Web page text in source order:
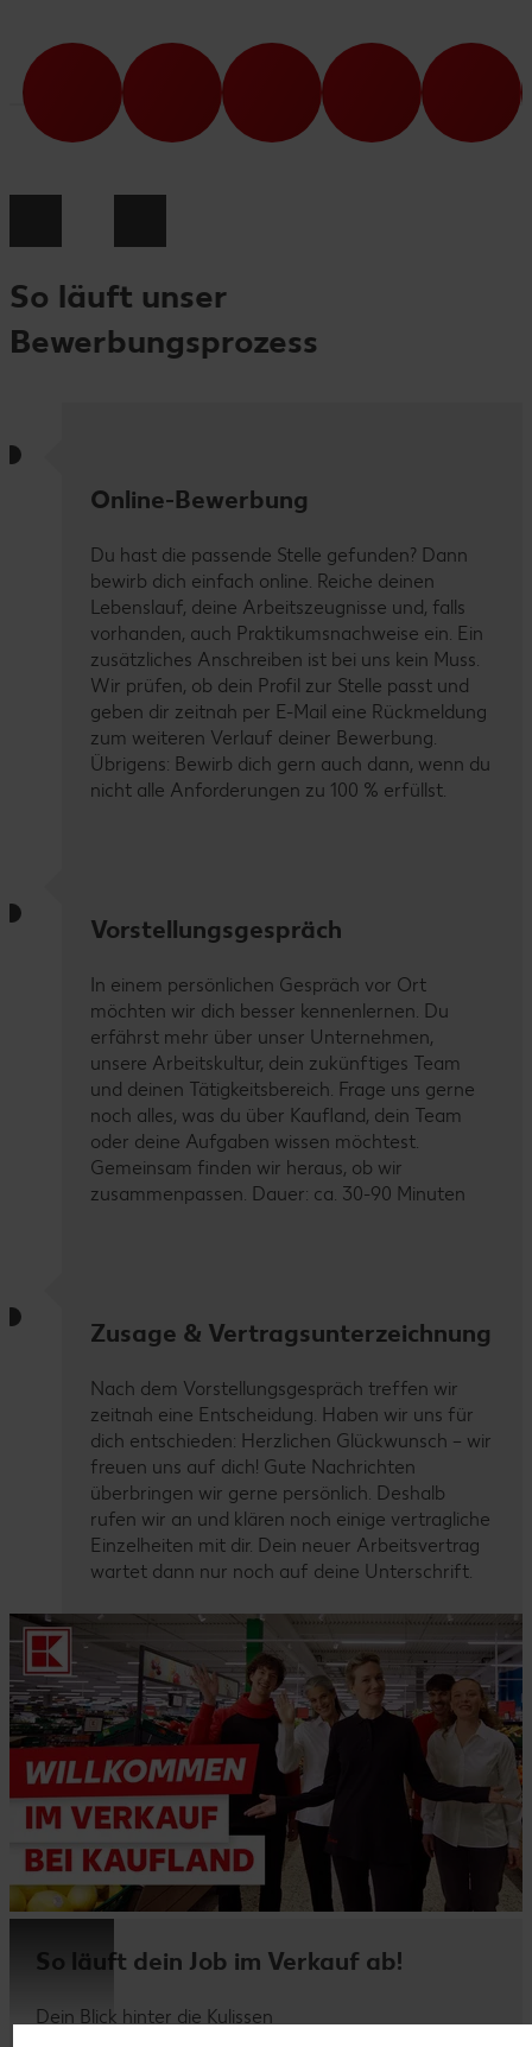
So läuft unser
Bewerbungsprozess
Online-Bewerbung
Du hast die passende Stelle gefunden? Dann
bewirb dich einfach online. Reiche deinen
Lebenslauf, deine Arbeitszeugnisse und, falls
vorhanden, auch Praktikumsnachweise ein. Ein
zusätzliches Anschreiben ist bei uns kein Muss.
Wir prüfen, ob dein Profil zur Stelle passt und
geben dir zeitnah per E-Mail eine Rückmeldung
zum weiteren Verlauf deiner Bewerbung.
Übrigens: Bewirb dich gern auch dann, wenn du
nicht alle Anforderungen zu 100 % erfüllst.
Vorstellungsgespräch
In einem persönlichen Gespräch vor Ort
möchten wir dich besser kennenlernen. Du
erfährst mehr über unser Unternehmen,
unsere Arbeitskultur, dein zukünftiges Team
und deinen Tätigkeitsbereich. Frage uns gerne
noch alles, was du über Kaufland, dein Team
oder deine Aufgaben wissen möchtest.
Gemeinsam finden wir heraus, ob wir
zusammenpassen. Dauer: ca. 30-90 Minuten
Zusage & Vertragsunterzeichnung
Nach dem Vorstellungsgespräch treffen wir
zeitnah eine Entscheidung. Haben wir uns für
dich entschieden: Herzlichen Glückwunsch – wir
freuen uns auf dich! Gute Nachrichten
überbringen wir gerne persönlich. Deshalb
rufen wir an und klären noch einige vertragliche
Einzelheiten mit dir. Dein neuer Arbeitsvertrag
wartet dann nur noch auf deine Unterschrift.
So läuft dein Job im Verkauf ab!
Dein Blick hinter die Kulissen